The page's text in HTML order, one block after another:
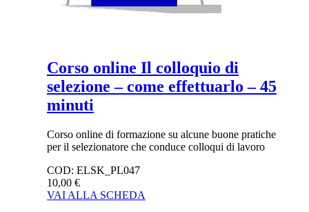
Corso online Il colloquio di
selezione – come effettuarlo – 45
minuti
Corso online di formazione su alcune buone pratiche
per il selezionatore che conduce colloqui di lavoro
COD: ELSK_PL047
10,00 €
VAI ALLA SCHEDA